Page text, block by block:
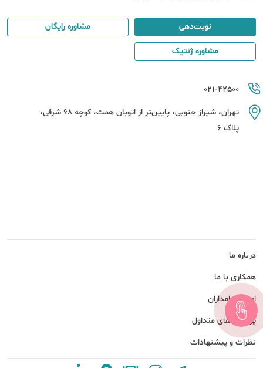
درباره ما
همکاری با ما
امور سهامداران
پرسش های متداول
نظرات و پیشنهادات
021-42500
تهران، شیراز جنوبی، پایین‌تر از اتوبان همت، کوچه 68 شرقی،
پلاک 6
نوبت‌دهی مشاوره رایگان
مشاوره ژنتیک